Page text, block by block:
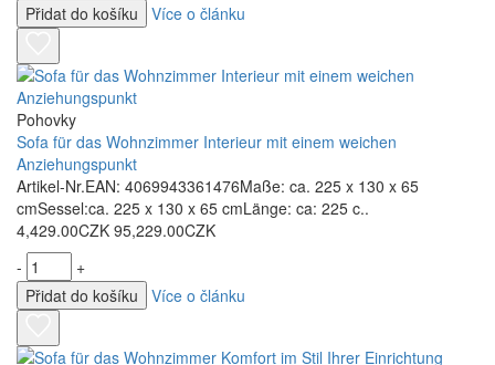
Přidat do košíku
Více o článku
Pohovky
Sofa für das Wohnzimmer Interieur mit einem weichen
Anziehungspunkt
Artikel-Nr.EAN: 4069943361476Maße: ca. 225 x 130 x 65
cmSessel:ca. 225 x 130 x 65 cmLänge: ca: 225 c..
4,429.00CZK 95,229.00CZK
-
+
Přidat do košíku
Více o článku